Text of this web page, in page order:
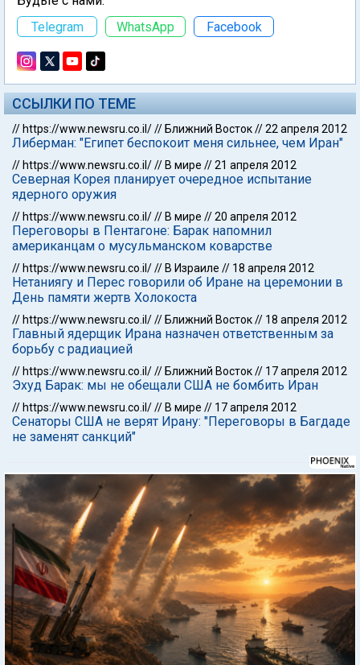
Telegram
WhatsApp Facebook
ССЫЛКИ ПО ТЕМЕ
// https://www.newsru.co.il/// Ближний Восток//22 апреля 2012
Либерман: "Египет беспокоит меня сильнее, чем Иран"
// https://www.newsru.co.il/// В мире //21 апреля 2012
Северная Корея планирует очередное испытание
ядерного оружия
// https://www.newsru.co.il/// В мире //20 апреля 2012
Переговоры в Пентагоне: Барак напомнил
американцам о мусульманском коварстве
// https://www.newsru.co.il/// В Израиле // 18 апреля 2012
Нетаниягу и Перес говорили об Иране на церемонии в
День памяти жертв Холокоста
// https://www.newsru.co.il/// Ближний Восток// 18 апреля 2012
Главный ядерщик Ирана назначен ответственным за
борьбу с радиацией
// https://www.newsru.co.il/// Ближний Восток// 17 апреля 2012
Эхуд Барак: мы не обещали США не бомбить Иран
// https://www.newsru.co.il/// В мире // 17 апреля 2012
Сенаторы США не верят Ирану: "Переговоры в Багдаде
не заменят санкций"